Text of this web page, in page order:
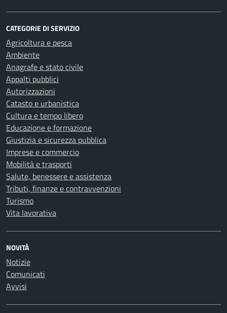
CATEGORIE DI SERVIZIO
Agricoltura e pesca
Ambiente
Anagrafe e stato civile
Appalti pubblici
Autorizzazioni
Catasto e urbanistica
Cultura e tempo libero
Educazione e formazione
Giustizia e sicurezza pubblica
Imprese e commercio
Mobilità e trasporti
Salute, benessere e assistenza
Tributi, finanze e contravvenzioni
Turismo
Vita lavorativa
NOVITÀ
Notizie
Comunicati
Avvisi